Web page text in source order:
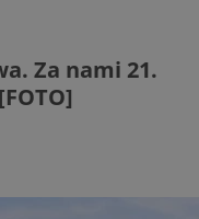
Za nami 21.